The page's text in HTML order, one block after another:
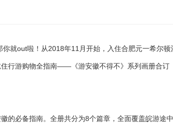
就out啦！从2018年11月开始，入住合肥元一希尔顿
行游购物全指南——《游安徽不得不》系列画册合订
必备指南。全册共分为8个篇章，全面覆盖皖游途中